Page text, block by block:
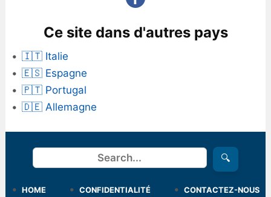
Ce site dans d'autres pays
🇮🇹 Italie
🇪🇸 Espagne
🇵🇹 Portugal
🇩🇪 Allemagne
Rechercher 🔍
HOME CONFIDENTIALITÉ CONTACTEZ-NOUS